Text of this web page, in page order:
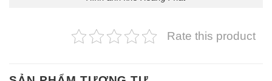
Rate this product